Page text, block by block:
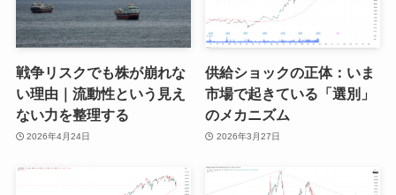
戦争リスクでも株が崩れな
い理由｜流動性という見え
ない力を整理する
2026年4月24日
供給ショックの正体：いま
市場で起きている「選別」
のメカニズム
2026年3月27日